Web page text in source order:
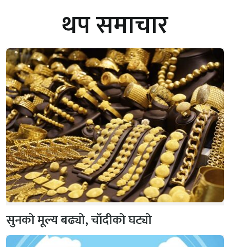
थप समाचार
सुनको मूल्य बढ्यो, चाँदीको घट्यो